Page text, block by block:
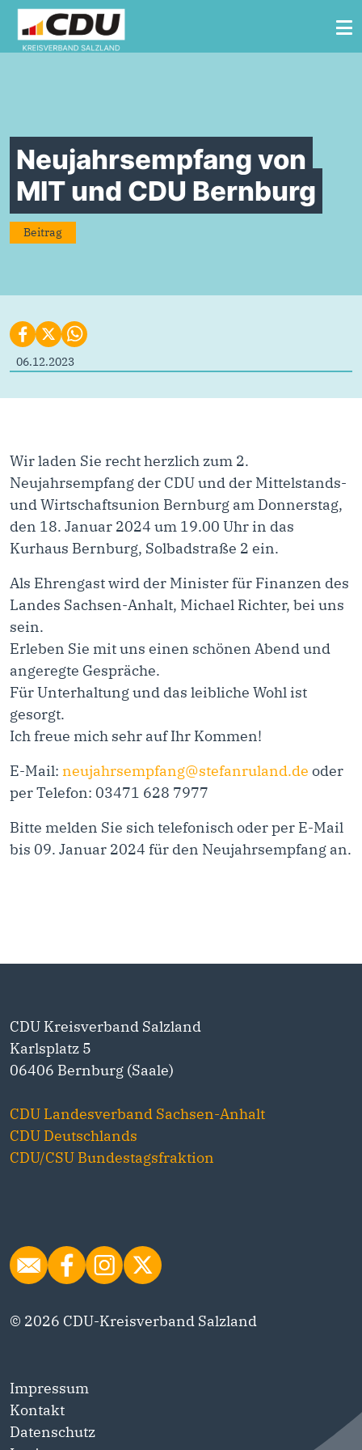
Zum Inhalt springen
Neujahrsempfang von
MIT und CDU Bernburg
Beitrag
06.12.2023
Wir laden Sie recht herzlich zum 2.
Neujahrsempfang der CDU und der Mittelstands-
und Wirtschaftsunion Bernburg am Donnerstag,
den 18. Januar 2024 um 19.00 Uhr in das
Kurhaus Bernburg, Solbadstraße 2 ein.
Als Ehrengast wird der Minister für Finanzen des
Landes Sachsen-Anhalt, Michael Richter, bei uns
sein.
Erleben Sie mit uns einen schönen Abend und
angeregte Gespräche.
Für Unterhaltung und das leibliche Wohl ist
gesorgt.
Ich freue mich sehr auf Ihr Kommen!
E-Mail: neujahrsempfang@stefanruland.de oder
per Telefon: 03471 628 7977
Bitte melden Sie sich telefonisch oder per E-Mail
bis 09. Januar 2024 für den Neujahrsempfang an.
CDU Kreisverband Salzland
Karlsplatz 5
06406 Bernburg (Saale)
CDU Landesverband Sachsen-Anhalt
CDU Deutschlands
CDU/CSU Bundestagsfraktion
© 2026 CDU-Kreisverband Salzland
Impressum
Kontakt
Datenschutz